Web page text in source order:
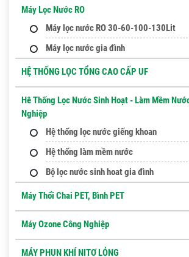
Máy Lọc Nước RO
Máy lọc nước RO 30-60-100-130Lit
Máy lọc nước gia đình
HỆ THỐNG LỌC TỔNG CAO CẤP UF
Hê Thống Lọc Nước Sinh Hoạt - Làm Mềm
Nghiệp
Hệ thống lọc nước giếng khoan
Hệ thống làm mềm nước
Bộ lọc nước sinh hoat gia đình
Máy Thổi Chai PET, Bình PET
Máy Ozone Công Nghiệp
MÁY PHUN KHÍ NITƠ LỎNG